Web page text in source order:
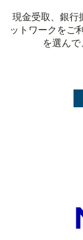
現金受取、銀行
ットワークをご
を選んで